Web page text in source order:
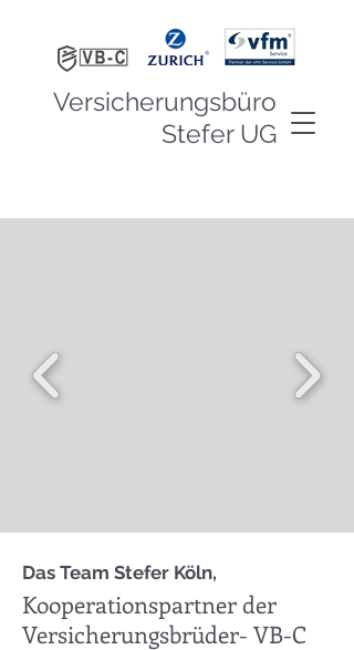
Versicherungsbüro
Stefer UG
Das Team Stefer Köln,
Kooperationspartner der
Versicherungsbrüder- VB-C​